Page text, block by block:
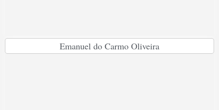
Emanuel do Carmo Oliveira